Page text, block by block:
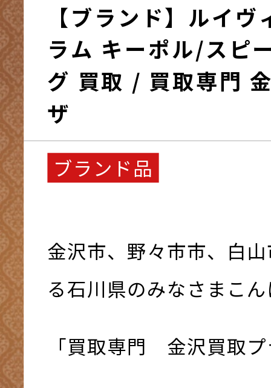
【ブランド】ルイ
ラム キーポル/スピ
グ 買取 / 買取専門
ザ
ブランド品
金沢市、野々市市、白
る石川県のみなさまこ
「買取専門 金沢買取